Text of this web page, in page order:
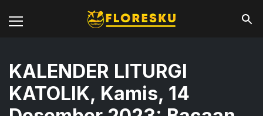
KALENDER LITURGI
KATOLIK, Kamis, 14